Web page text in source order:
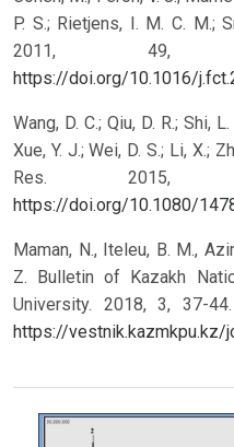
P. S.; Rietjens, I. M. C. M.;
2011, 49,
https://doi.org/10.1016/
Wang, D. C.; Qiu, D. R.; Shi,
Xue, Y. J.; Wei, D. S.; Li, X.;
Res. 2015,
https://doi.org/10.1080/
Maman, N., Iteleu, B. M.,
Z. Bulletin of Kazakh
University. 2018, 3, 37-
https://